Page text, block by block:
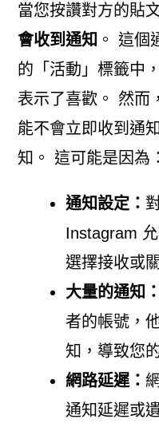
當您按讚對方的貼
會收到通知 。 這個
的「活動」標籤中
表示了喜歡。 然而
能不會立即收到通
知。 這可能是因為：
通知設定：
Instagram
選擇接收或
大量的通知：
者的帳號，
知，導致您
網路延遲：
通知延遲或